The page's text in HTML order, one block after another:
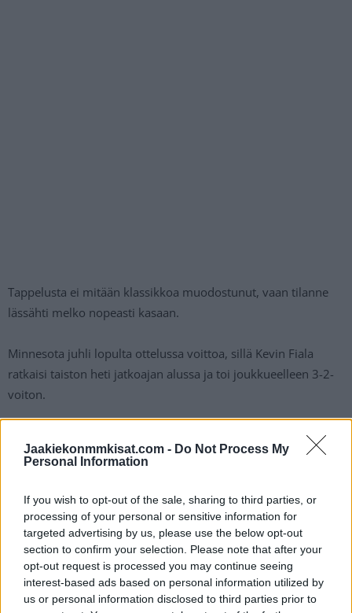
Jaakiekonmmkisat.com - Do Not Process My
Personal Information
If you wish to opt-out of the sale, sharing to third parties, or
processing of your personal or sensitive information for
targeted advertising by us, please use the below opt-out
section to confirm your selection. Please note that after your
opt-out request is processed you may continue seeing
interest-based ads based on personal information utilized by
us or personal information disclosed to third parties prior to
Tappelusta ei mitään klassikkoa muodostunut, vaan tilanne
lässähti melko nopeasti kasaan.
Minnesota juhli lopulta ottelussa voittoa, sillä Kevin Fiala
ratkaisi taiston heti jatkoajan alussa ja toi joukkueelleen 3-2-
voiton.
Mikko Rantanen jäi jyrän alle
PIC.TWITTER.COM/Y39STQWJNG
— Spittin' Chiclets (@spittinchiclets)March 28, 2022